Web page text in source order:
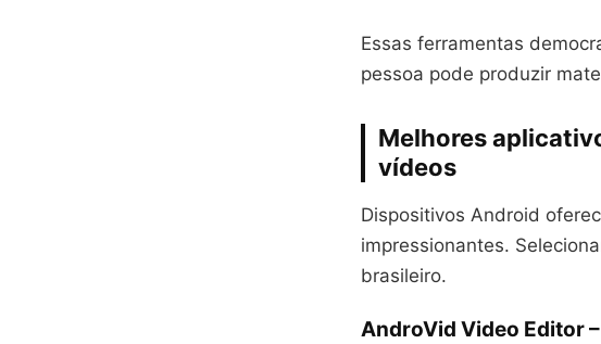
Essas ferramentas
pessoa pode produzir
Melhores
vídeos
Dispositivos Android
impressionantes.
brasileiro.
AndroVid Video Editor